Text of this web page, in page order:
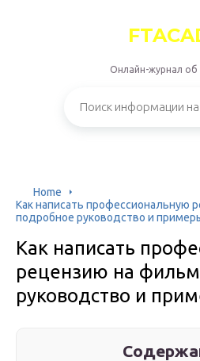
Онлайн-журнал об
Home
Как написать профессиональную
подробное руководство и
Как написать
рецензию на
руководство и